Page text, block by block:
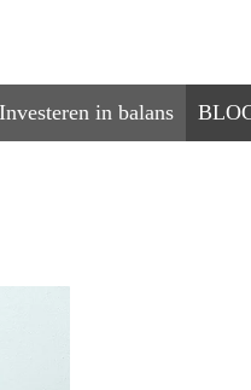
Investeren in balans